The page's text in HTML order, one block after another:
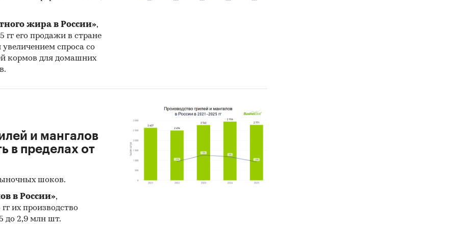
жира в России»,
гг его продажи в стране
спроса со
кормов для домашних
и мангалов
в пределах от
шоков.
в России»,
их производство
до 2,9 млн шт.